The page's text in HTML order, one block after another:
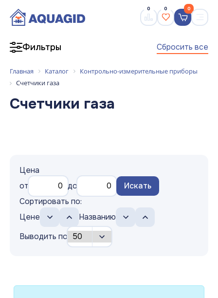
0 0 0
Фильтры Сбросить все
Главная Каталог
Контрольно-измерительные приборы
Счетчики газа
Счетчики газа
Цена
от
до
Искать
Сортировать по:
Цене
Названию
Выводить по